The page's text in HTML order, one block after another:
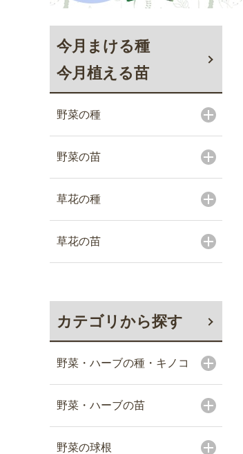
今月まける種
今月植える苗
野菜の種
野菜の苗
草花の種
草花の苗
カテゴリから探す
野菜・ハーブの種・キノコ
野菜・ハーブの苗
野菜の球根